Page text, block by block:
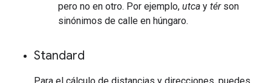
pero no en otro. Por ejemplo, utca y térson
sinónimos de calle en húngaro.
Standard